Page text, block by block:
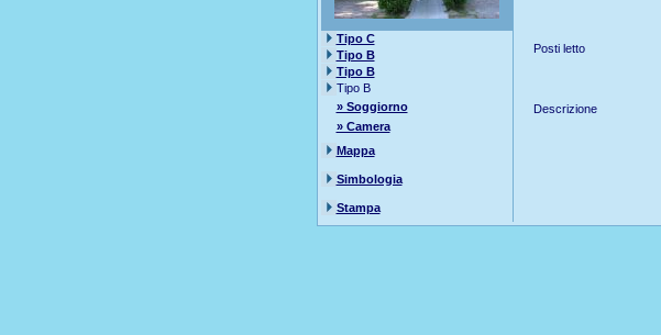
Tipo C
Tipo B
Tipo B
Tipo B
» Soggiorno
» Camera
Mappa
Simbologia
Stampa
Posti letto
Descrizione